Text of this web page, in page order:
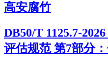
高安腐竹
DB50/T 1125.7-
评估规范 第7部分